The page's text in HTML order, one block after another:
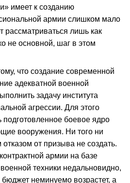
имеет к созданию
армии слишком мало
лишь как
не основной, шаг в этом
что создание современной
адекватной военной
задачу института
агрессии. Для этого
боевое ядро
вооружения. Ни того ни
отказом от призыва не создать.
армии на базе
техники недальновидно,
бюджет неминуемо возрастет, а